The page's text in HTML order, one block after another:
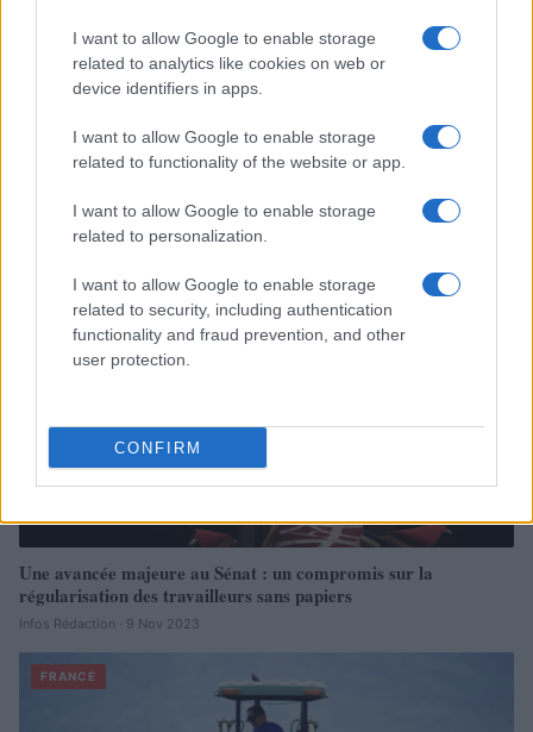
I want to allow Google to enable storage
related to analytics like cookies on web or
device identifiers in apps.
I want to allow Google to enable storage
related to functionality of the website or app.
I want to allow Google to enable storage
related to personalization.
I want to allow Google to enable storage
related to security, including authentication
functionality and fraud prevention, and other
user protection.
CONFIRM
À lire aussi
FRANCE
Une avancée majeure au Sénat : un compromis sur la
régularisation des travailleurs sans papiers
Infos Rédaction · 9 Nov 2023
FRANCE